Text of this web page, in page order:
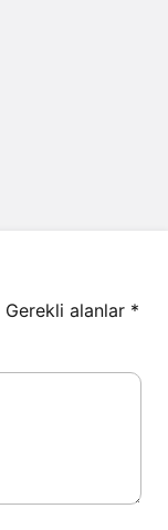
Gerekli alanlar *